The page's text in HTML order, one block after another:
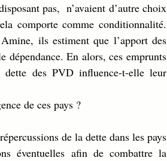
pas,  n’avaient d’autre choix
comporte comme conditionnalité.
ils estiment que l’apport des
dépendance. En alors, ces emprunts
des PVD influence-t-elle leur
de ces pays ?
de la dette dans les pays
éventuelles afin de combattre la